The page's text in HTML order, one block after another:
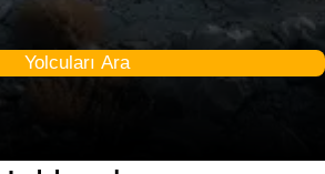
Yolcuları Ara